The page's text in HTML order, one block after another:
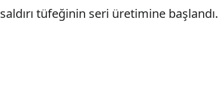
saldırı tüfeğinin seri üretimine başlandı.